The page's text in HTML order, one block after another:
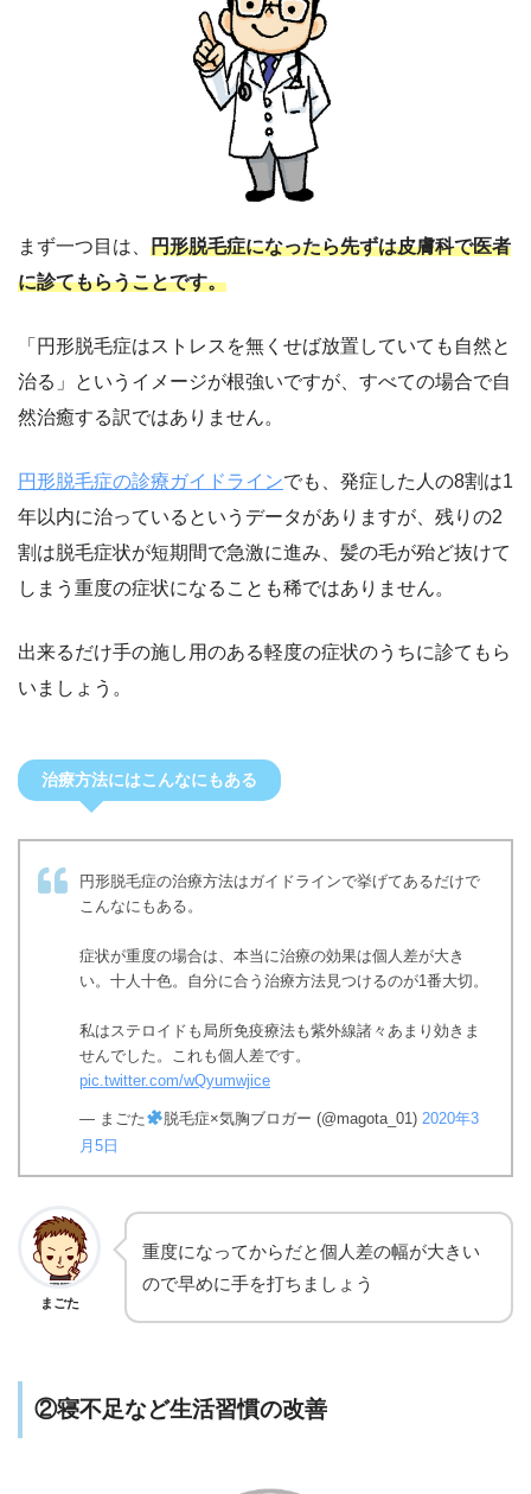
まず一つ目は、 円形脱毛症になったら先ずは皮膚科で医者
に診てもらうことです。
「円形脱毛症はストレスを無くせば放置していても自然と
治る」というイメージが根強いですが、すべての場合で自
然治癒する訳ではありません。
円形脱毛症の診療ガイドラインでも、発症した人の8割は1
年以内に治っているというデータがありますが、残りの2
割は脱毛症状が短期間で急激に進み、髪の毛が殆ど抜けて
しまう重度の症状になることも稀ではありません。
出来るだけ手の施し用のある軽度の症状のうちに診てもら
いましょう。
治療方法にはこんなにもある
円形脱毛症の治療方法はガイドラインで挙げてあるだけで
こんなにもある。
症状が重度の場合は、本当に治療の効果は個人差が大き
い。十人十色。自分に合う治療方法見つけるのが1番大切。
私はステロイドも局所免疫療法も紫外線諸々あまり効きま
せんでした。これも個人差です。
pic.twitter.com/wQyumwjice
— まごた 脱毛症×気胸ブロガー (@magota_01) 2020年3
月5日
まごた
重度になってからだと個人差の幅が大きい
ので早めに手を打ちましょう
②寝不足など生活習慣の改善